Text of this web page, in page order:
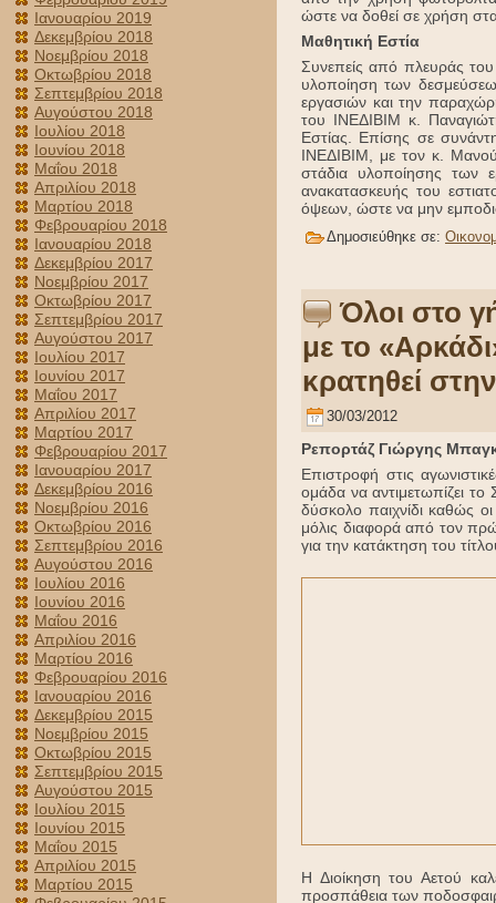
Ιανουαρίου 2019
Δεκεμβρίου 2018
Νοεμβρίου 2018
Οκτωβρίου 2018
Σεπτεμβρίου 2018
Αυγούστου 2018
Ιουλίου 2018
Ιουνίου 2018
Μαΐου 2018
Απριλίου 2018
Μαρτίου 2018
Φεβρουαρίου 2018
Ιανουαρίου 2018
Δεκεμβρίου 2017
Νοεμβρίου 2017
Οκτωβρίου 2017
Σεπτεμβρίου 2017
Αυγούστου 2017
Ιουλίου 2017
Ιουνίου 2017
Μαΐου 2017
Απριλίου 2017
Μαρτίου 2017
Φεβρουαρίου 2017
Ιανουαρίου 2017
Δεκεμβρίου 2016
Νοεμβρίου 2016
Οκτωβρίου 2016
Σεπτεμβρίου 2016
Αυγούστου 2016
Ιουλίου 2016
Ιουνίου 2016
Μαΐου 2016
Απριλίου 2016
Μαρτίου 2016
Φεβρουαρίου 2016
Ιανουαρίου 2016
Δεκεμβρίου 2015
Νοεμβρίου 2015
Οκτωβρίου 2015
Σεπτεμβρίου 2015
Αυγούστου 2015
Ιουλίου 2015
Ιουνίου 2015
Μαΐου 2015
Απριλίου 2015
Μαρτίου 2015
ώστε να δοθεί σε χρήση
Μαθητική Εστία
Συνεπείς από πλευράς
υλοποίηση των
εργασιών και την
του ΙΝΕΔΙΒΙΜ κ.
Εστίας. Επίσης σε
ΙΝΕΔΙΒΙΜ, με τον κ.
στάδια υλοποίησης των
ανακατασκευής του
όψεων, ώστε να μην
Δημοσιεύθηκε σε:
Όλοι στο
με το
κρατηθεί
30/03/2012
Ρεπορτάζ Γιώργης
Επιστροφή στις
ομάδα να αντιμετωπίζει
δύσκολο παιχνίδι καθώς
μόλις διαφορά από τον
για την κατάκτηση του
Η Διοίκηση του Αετού
προσπάθεια των